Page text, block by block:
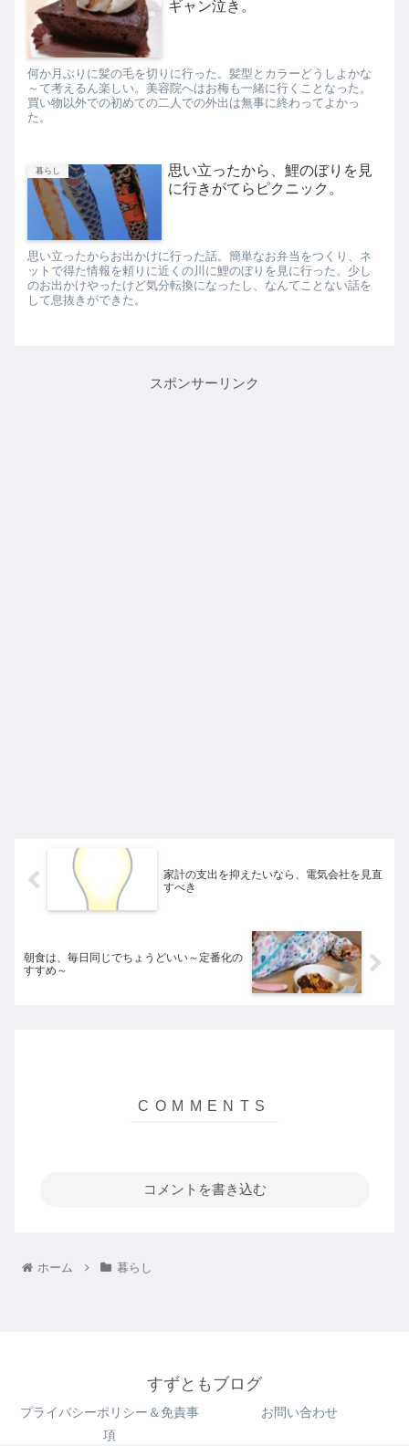
ギャン泣き。
何か月ぶりに髪の毛を切りに行った。髪型とカラーどうしよかな
～て考えるん楽しい。美容院へはお梅も一緒に行くことなった。
買い物以外での初めての二人での外出は無事に終わってよかっ
た。
暮らし
思い立ったから、鯉のぼりを見
に行きがてらピクニック。
思い立ったからお出かけに行った話。簡単なお弁当をつくり、ネ
ットで得た情報を頼りに近くの川に鯉のぼりを見に行った。少し
のお出かけやったけど気分転換になったし、なんてことない話を
して息抜きができた。
スポンサーリンク
家計の支出を抑えたいなら、電気会社を見直
すべき
朝食は、毎日同じでちょうどいい～定番化の
すすめ～
コメントを書き込む
ホーム 暮らし
すずともブログ
プライバシーポリシー＆免責事
項
お問い合わせ